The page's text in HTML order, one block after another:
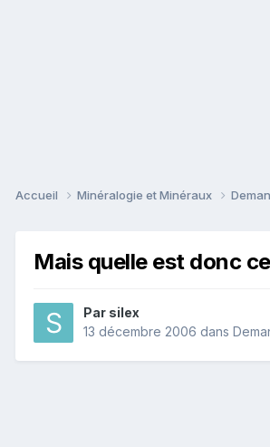
Accueil Minéralogie et Minéraux
Mais quelle est donc
Par silex
13 décembre 2006 dans